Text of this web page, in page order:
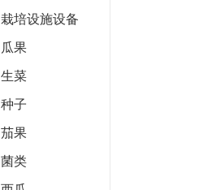
栽培设施设备
瓜果
生菜
种子
茄果
菌类